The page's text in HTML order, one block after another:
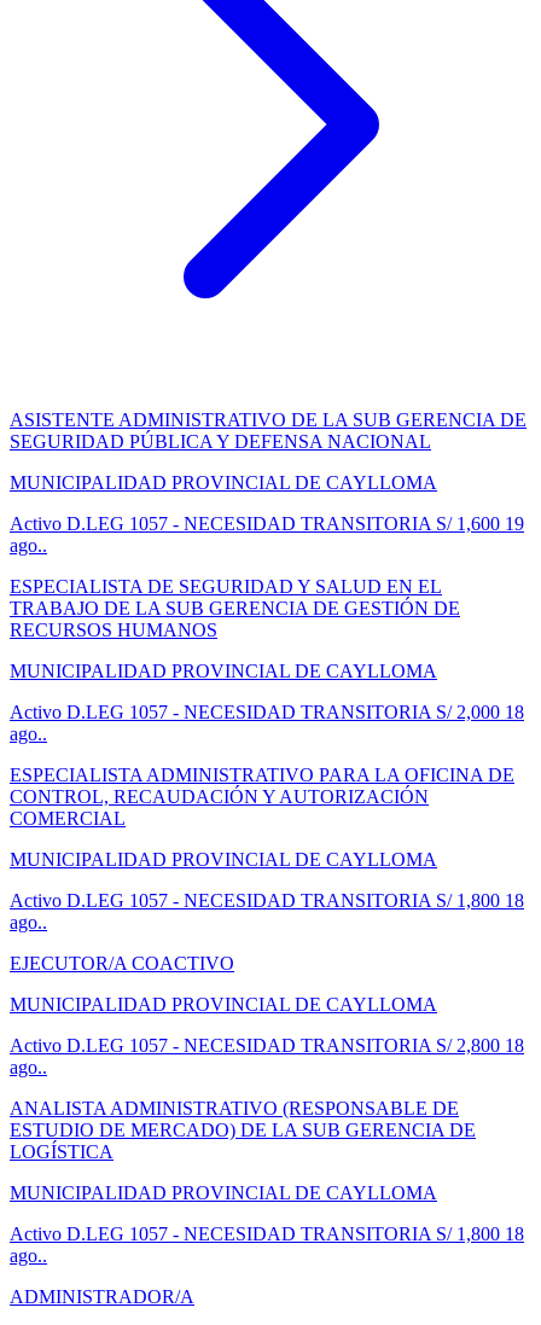
ASISTENTE ADMINISTRATIVO DE LA SUB GERENCIA DE
SEGURIDAD PÚBLICA Y DEFENSA NACIONAL
MUNICIPALIDAD PROVINCIAL DE CAYLLOMA
Activo D.LEG 1057 - NECESIDAD TRANSITORIA S/ 1,600 19
ago..
ESPECIALISTA DE SEGURIDAD Y SALUD EN EL
TRABAJO DE LA SUB GERENCIA DE GESTIÓN DE
RECURSOS HUMANOS
MUNICIPALIDAD PROVINCIAL DE CAYLLOMA
Activo D.LEG 1057 - NECESIDAD TRANSITORIA S/ 2,000 18
ago..
ESPECIALISTA ADMINISTRATIVO PARA LA OFICINA DE
CONTROL, RECAUDACIÓN Y AUTORIZACIÓN
COMERCIAL
MUNICIPALIDAD PROVINCIAL DE CAYLLOMA
Activo D.LEG 1057 - NECESIDAD TRANSITORIA S/ 1,800 18
ago..
EJECUTOR/A COACTIVO
MUNICIPALIDAD PROVINCIAL DE CAYLLOMA
Activo D.LEG 1057 - NECESIDAD TRANSITORIA S/ 2,800 18
ago..
ANALISTA ADMINISTRATIVO (RESPONSABLE DE
ESTUDIO DE MERCADO) DE LA SUB GERENCIA DE
LOGÍSTICA
MUNICIPALIDAD PROVINCIAL DE CAYLLOMA
Activo D.LEG 1057 - NECESIDAD TRANSITORIA S/ 1,800 18
ago..
ADMINISTRADOR/A